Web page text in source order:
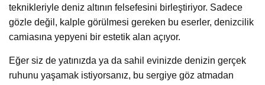
teknikleriyle deniz altının felsefesini birleştiriyor. Sadece
gözle değil, kalple görülmesi gereken bu eserler, denizcilik
camiasına yepyeni bir estetik alan açıyor.
Eğer siz de yatınızda ya da sahil evinizde denizin gerçek
ruhunu yaşamak istiyorsanız, bu sergiye göz atmadan